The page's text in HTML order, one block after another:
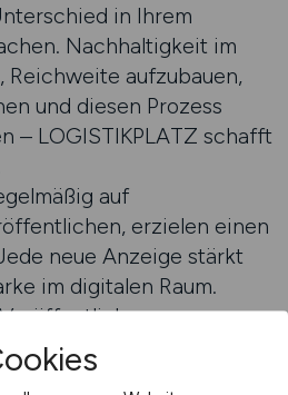
in Ihrem
Nachhaltigkeit im
aufzubauen,
und diesen Prozess
– LOGISTIKPLATZ schafft
auf
erzielen einen
neue Anzeige stärkt
im digitalen Raum.
Ihr Unternehmen als
Branche. Dieses